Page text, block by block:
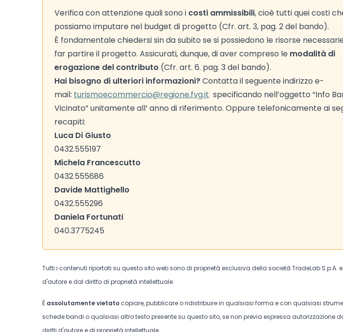
Verifica con attenzione quali sono i costi ammissibili, cioè tutti quei costi
possiamo imputare nel budget di progetto (Cfr. art. 3, pag. 2 del bando).
È fondamentale chiedersi sin da subito se si possiedono le risorse
far partire il progetto. Assicurati, dunque, di aver compreso le modalità di
erogazione del contributo (Cfr. art. 6. pag. 3 del bando).
Hai bisogno di ulteriori informazioni?Contatta il seguente indirizzo e-
mail: turismoecommercio@regione.fvg.it specificando nell’oggetto “Info
Vicinato” unitamente all’ anno di riferimento. Oppure telefonicamente ai
recapiti:
Luca Di Giusto
0432.555197
Michela Francescutto
0432.555686
Davide Mattighello
0432.555296
Daniela Fortunati
040.3775245
Tutti i contenuti riportati su questo sito web sono di proprietà esclusiva della società TradeLab S.p.A.
d'autore e dal diritto di proprietà intellettuale.
È assolutamente vietato copiare, pubblicare o ridistribuire in qualsiasi forma e con qualsiasi
schede bandi o qualsiasi altro testo presente su questo sito, se non previa espressa autorizzazione
diritti d'autore e di proprietà intellettuale.